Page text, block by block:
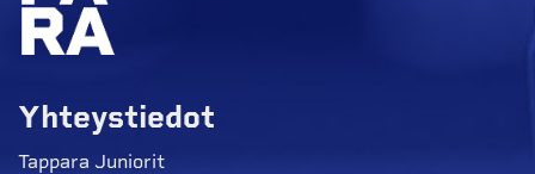
Yhteystiedot
Tappara Juniorit